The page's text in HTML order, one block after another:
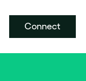
Connect